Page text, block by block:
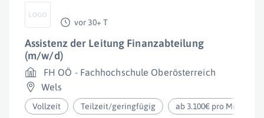
vor 30+ T
Assistenz der Leitung Finanzabteilung
(m/w/d)
FH OÖ - Fachhochschule Oberösterreich
Wels
Vollzeit Teilzeit/geringfügig ab 3.100€ pro Monat